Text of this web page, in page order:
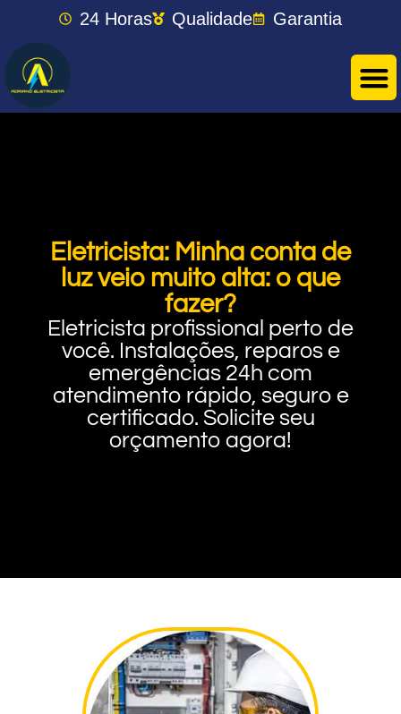
24 Horas Qualidade Garantia
Eletricista: Minha conta de
luz veio muito alta: o que
fazer?
Eletricista profissional perto de
você. Instalações, reparos e
emergências 24h com
atendimento rápido, seguro e
certificado. Solicite seu
orçamento agora!